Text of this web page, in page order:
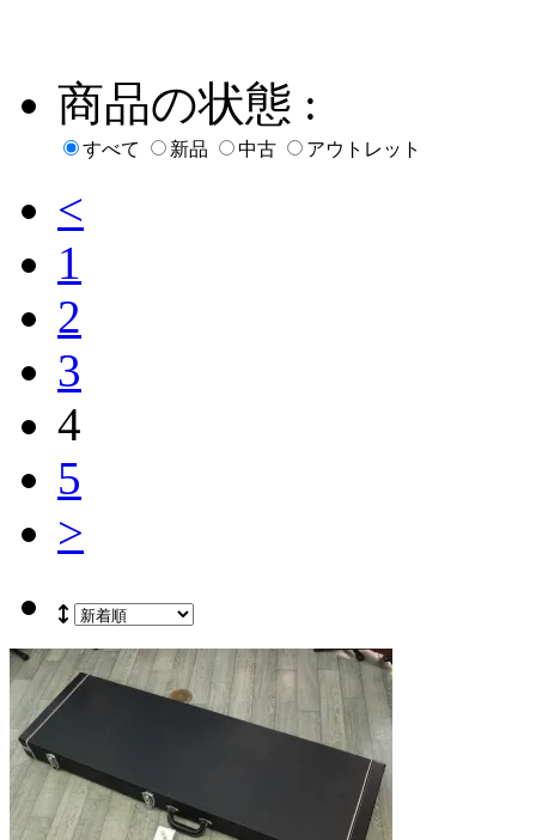
商品の状態 :
すべて 新品 中古 アウトレット
<
1
2
3
4
5
>